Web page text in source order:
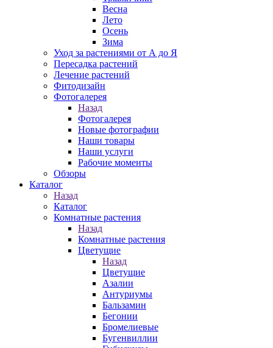
Весна
Лето
Осень
Зима
Уход за растениями от А до Я
Пересадка растений
Лечение растений
Фитодизайн
Фотогалерея
Назад
Фотогалерея
Новые фотографии
Наши товары
Наши услуги
Рабочие моменты
Обзоры
Каталог
Назад
Каталог
Комнатные растения
Назад
Комнатные растения
Цветущие
Назад
Цветущие
Азалии
Антуриумы
Бальзамин
Бегонии
Бромелиевые
Бугенвиллии